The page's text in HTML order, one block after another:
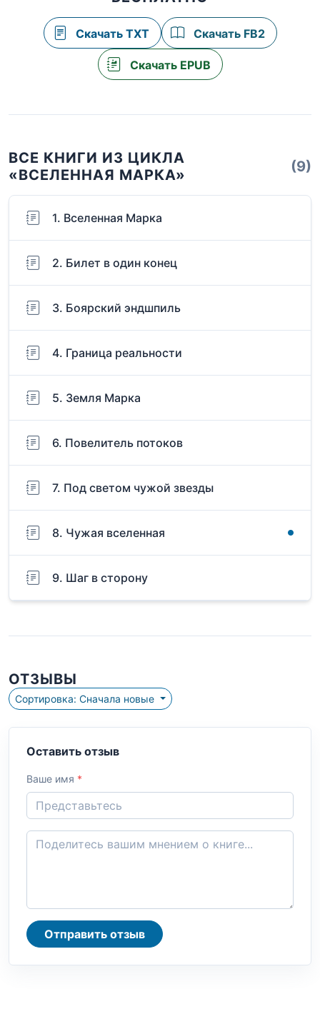
Скачать TXT Скачать FB2
Скачать EPUB
ВСЕ КНИГИ ИЗ ЦИКЛА
«ВСЕЛЕННАЯ МАРКА»
(9)
1. Вселенная Марка
2. Билет в один конец
3. Боярский эндшпиль
4. Граница реальности
5. Земля Марка
6. Повелитель потоков
7. Под светом чужой звезды
8. Чужая вселенная
9. Шаг в сторону
ОТЗЫВЫ
Сортировка: Сначала новые
Оставить отзыв
Ваше имя *
Отправить отзыв